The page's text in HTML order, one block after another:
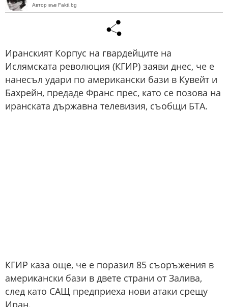
Автор във Fakti.bg
Иранският Корпус на гвардейците на
Ислямската революция (КГИР) заяви днес, че е
нанесъл удари по американски бази в Кувейт и
Бахрейн, предаде Франс прес, като се позова на
иранската държавна телевизия, съобщи БТА.
КГИР каза още, че е поразил 85 съоръжения в
американски бази в двете страни от Залива,
след като САЩ предприеха нови атаки срещу
Иран.